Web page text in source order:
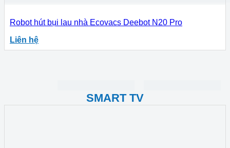
Robot hút bụi lau nhà Ecovacs Deebot N20 Pro
Liên hệ
SMART TV